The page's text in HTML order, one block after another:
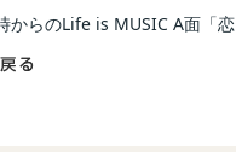
からのLife is MUSIC A面「